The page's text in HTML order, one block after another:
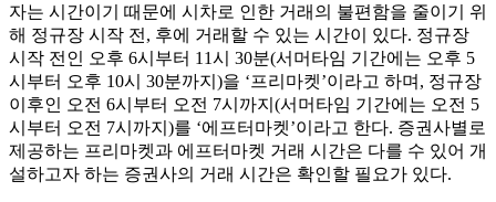
자는 시간이기 때문에 시차로 인한 거래의 불편함을 줄이기 위
해 정규장 시작 전, 후에 거래할 수 있는 시간이 있다. 정규장
시작 전인 오후 6시부터 11시 30분(서머타임 기간에는 오후 5
시부터 오후 10시 30분까지)을 ‘프리마켓’이라고 하며, 정규장
이후인 오전 6시부터 오전 7시까지(서머타임 기간에는 오전 5
시부터 오전 7시까지)를 ‘에프터마켓’이라고 한다. 증권사별로
제공하는 프리마켓과 에프터마켓 거래 시간은 다를 수 있어 개
설하고자 하는 증권사의 거래 시간은 확인할 필요가 있다.